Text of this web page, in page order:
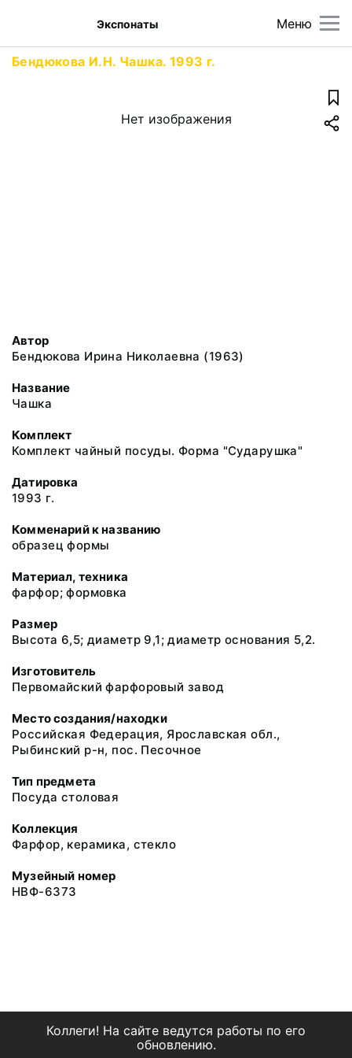
Меню
Экспонаты
Бендюкова И.Н. Чашка. 1993 г.
Нет изображения
Автор
Бендюкова Ирина Николаевна (1963)
Название
Чашка
Комплект
Комплект чайный посуды. Форма "Сударушка"
Датировка
1993 г.
Комменарий к названию
образец формы
Материал, техника
фарфор; формовка
Размер
Высота 6,5; диаметр 9,1; диаметр основания 5,2.
Изготовитель
Первомайский фарфоровый завод
Место создания/находки
Российская Федерация, Ярославская обл.,
Рыбинский р-н, пос. Песочное
Тип предмета
Посуда столовая
Коллекция
Фарфор, керамика, стекло
Музейный номер
НВФ-6373
Коллеги! На сайте ведутся работы по его
обновлению.